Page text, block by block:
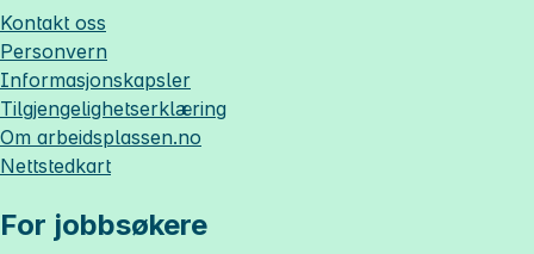
Kontakt oss
Personvern
Informasjonskapsler
Tilgjengelighetserklæring
Om arbeidsplassen.no
Nettstedkart
For jobbsøkere